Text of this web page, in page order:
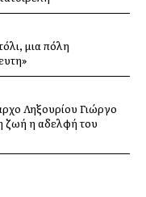
μια πόλη
Ληξουρίου Γιώργο
ζωή η αδελφή του